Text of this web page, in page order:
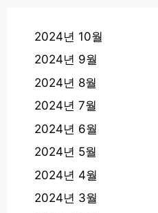
2024년 10월
2024년 9월
2024년 8월
2024년 7월
2024년 6월
2024년 5월
2024년 4월
2024년 3월